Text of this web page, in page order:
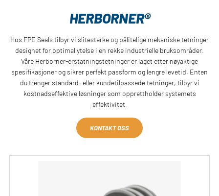
HERBORNER®
Hos FPE Seals tilbyr vi slitesterke og pålitelige mekaniske tetninger
designet for optimal ytelse i en rekke industrielle bruksområder.
Våre Herborner-erstatningstetninger er laget etter nøyaktige
spesifikasjoner og sikrer perfekt passform og lengre levetid. Enten
du trenger standard- eller kundetilpassede tetninger, tilbyr vi
kostnadseffektive løsninger som opprettholder systemets
effektivitet.
KONTAKT OSS